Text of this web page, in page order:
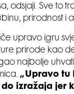
odsjaji. Sve to
prirodnost i
upravo igru
prirode kao
najbolje
„Upravo tu
izražaja jer